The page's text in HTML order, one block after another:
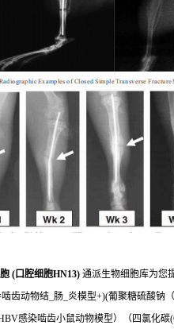
(口腔细胞HN13) 通派生物细胞库为您
齿动物结_肠_炎模型+)(葡聚糖硫酸钠
感染啮齿小鼠动物模型）（四氯化碳